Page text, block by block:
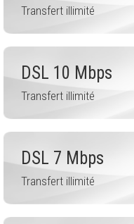
Transfert illimité
DSL 10 Mbps
Transfert illimité
DSL 7 Mbps
Transfert illimité